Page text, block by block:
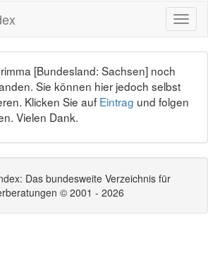
[Bundesland: Sachsen] noch
Sie können hier jedoch selbst
Klicken Sie auf Eintrag und folgen
Vielen Dank.
Das bundesweite Verzeichnis für
© 2001 - 2026